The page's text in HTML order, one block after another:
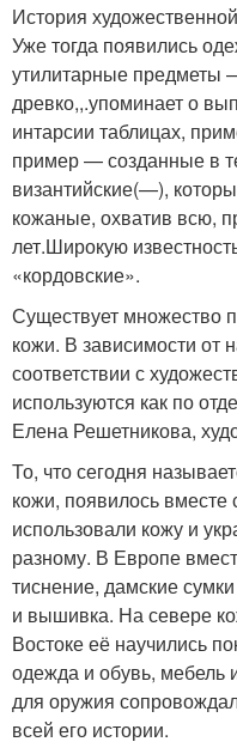
История
Уже тогда появились
утилитарные
древко,,.упоминает о
интарсии таблицах,
пример — созданные в
византийские(—),
кожаные, охватив всю,
лет.Широкую
«кордовские».
Существует множество
кожи. В зависимости от
соответствии с
используются как по
Елена Решетникова,
То, что сегодня
кожи, появилось
использовали кожу и
разному. В Европе
тиснение, дамские
и вышивка. На севере
Востоке её научились
одежда и обувь, мебель
для оружия
всей его истории.